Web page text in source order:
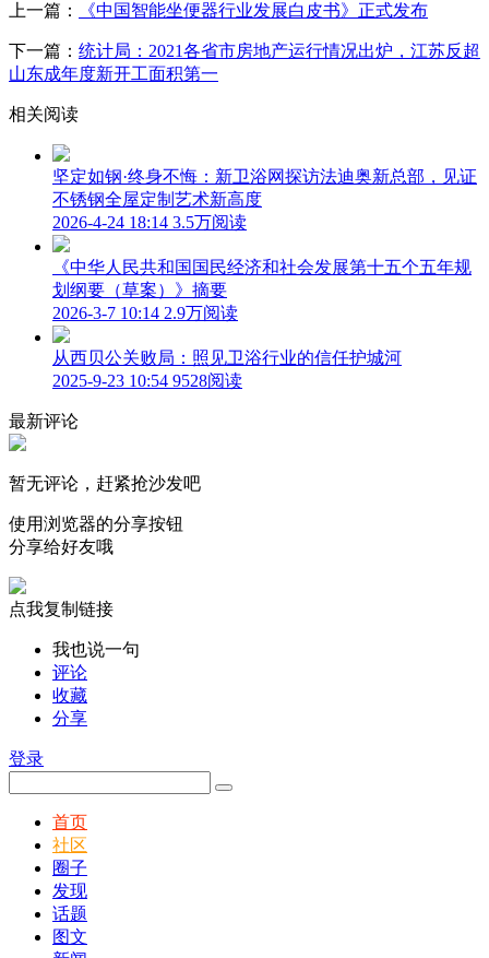
上一篇： 《中国智能坐便器行业发展白皮书》正式发布
下一篇： 统计局：2021各省市房地产运行情况出炉，江苏反超
山东成年度新开工面积第一
相关阅读
坚定如钢·终身不悔：新卫浴网探访法迪奥新总部，见证
不锈钢全屋定制艺术新高度
2026-4-24 18:14 3.5万阅读
《中华人民共和国国民经济和社会发展第十五个五年规
划纲要（草案）》摘要
2026-3-7 10:14 2.9万阅读
从西贝公关败局：照见卫浴行业的信任护城河
2025-9-23 10:54 9528阅读
最新评论
暂无评论，赶紧抢沙发吧
使用浏览器的分享按钮
分享给好友哦
点我复制链接
我也说一句
评论
收藏
分享
登录
首页
社区
圈子
发现
话题
图文